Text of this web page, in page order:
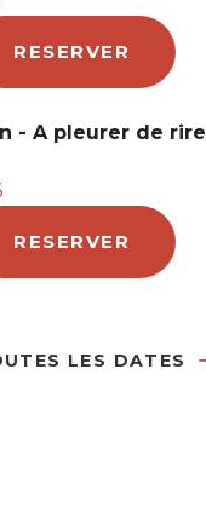
RESERVER
- A pleurer de rire
RESERVER
LES DATES